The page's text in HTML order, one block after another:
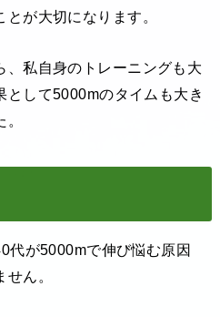
が大切になります。
、私自身のトレーニングも大
として5000mのタイムも大き
代が5000mで伸び悩む原因
ん。